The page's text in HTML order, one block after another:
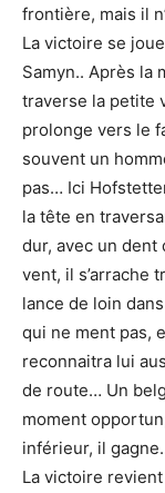
frontière, mais il
La victoire se
Samyn.. Après la
traverse la petite
prolonge vers le
souvent un
pas… Ici
la tête en
dur, avec un dent
vent, il s’arrache
lance de loin
qui ne ment pas,
reconnaitra lui
de route… Un
moment
inférieur, il
La victoire